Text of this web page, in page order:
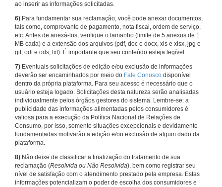
ao inserir as informações solicitadas.
6) Para fundamentar sua reclamação, você pode anexar documentos,
tais como, comprovante de pagamento, nota fiscal, ordem de serviço,
etc. Antes de anexá-los, verifique o tamanho (limite de 5 anexos de 1
MB cada) e a extensão dos arquivos (pdf, doc e docx, xls e xlsx, jpg e
gif, odt e ods, txt). É importante que seu conteúdo esteja legível.
7) Eventuais solicitações de edição e/ou exclusão de informações
deverão ser encaminhados por meio do Fale Conosco disponível
dentro da própria plataforma. Para seu acesso é necessário que o
usuário esteja logado. Solicitações desta natureza serão analisadas
individualmente pelos órgãos gestores do sistema. Lembre-se: a
publicidade das informações alimentadas pelos consumidores é
valiosa para a execução da Política Nacional de Relações de
Consumo, por isso, somente situações excepcionais e devidamente
fundamentadas motivarão a edição e/ou exclusão de algum dado da
plataforma.
8) Não deixe de classificar a finalização do tratamento de sua
reclamação (Resolvida ou Não Resolvida), bem como registrar seu
nível de satisfação com o atendimento prestado pela empresa. Estas
informações potencializam o poder de escolha dos consumidores e